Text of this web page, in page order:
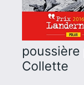
poussière
Collette